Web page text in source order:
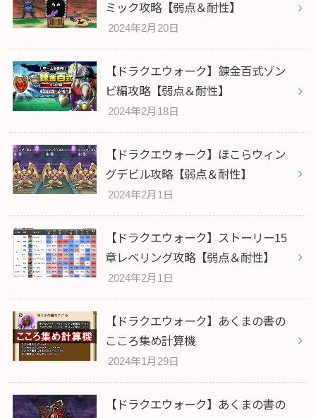
ミック攻略【弱点＆耐性】
2024年2月20日
【ドラクエウォーク】錬金百式ゾン
ビ編攻略【弱点＆耐性】
2024年2月18日
【ドラクエウォーク】ほこらウィン
グデビル攻略【弱点＆耐性】
2024年2月1日
【ドラクエウォーク】ストーリー15
章レベリング攻略【弱点＆耐性】
2024年2月1日
【ドラクエウォーク】あくまの書の
こころ集め計算機
2024年1月29日
【ドラクエウォーク】あくまの書の